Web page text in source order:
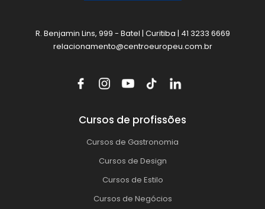
R. Benjamin Lins, 999 - Batel | Curitiba | 41 3233 6669
relacionamento@centroeuropeu.com.br
Cursos de profissões
Cursos de Gastronomia
Cursos de Design
Cursos de Estilo
Cursos de Negócios